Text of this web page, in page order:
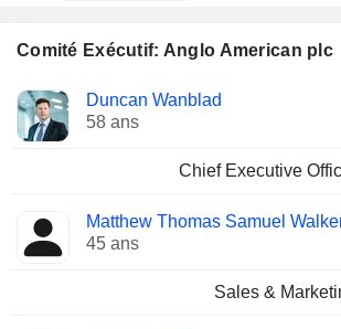
Comité Exécutif: Anglo American plc
Dirigeant
Fonctions
occupées
Duncan Wanblad
58 ans
Chief Executive
Matthew Thomas Samuel
45 ans
Sales &